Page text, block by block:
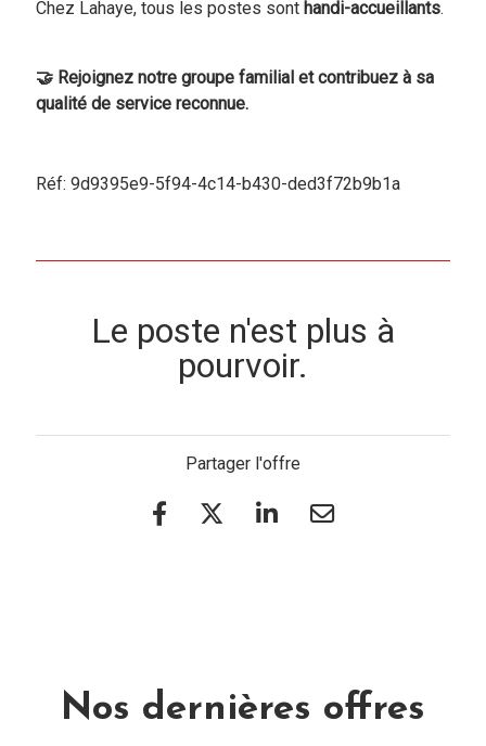
Chez Lahaye, tous les postes sont handi-accueillants.
🤝 Rejoignez notre groupe familial et contribuez à sa
qualité de service reconnue.
Réf: 9d9395e9-5f94-4c14-b430-ded3f72b9b1a
Le poste n'est plus à
pourvoir.
Partager l'offre
Nos dernières offres